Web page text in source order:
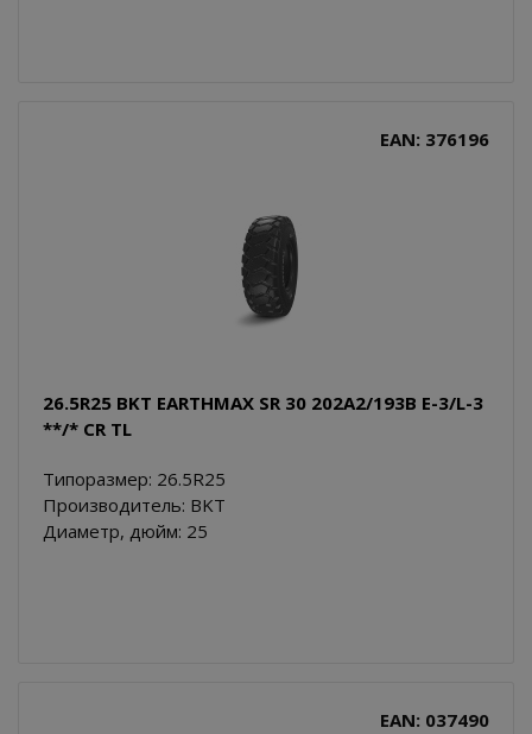
EAN: 376196
26.5R25 BKT EARTHMAX SR 30 202A2/193B E-3/L-3
**/* CR TL
Типоразмер: 26.5R25
Производитель: BKT
Диаметр, дюйм: 25
EAN: 037490